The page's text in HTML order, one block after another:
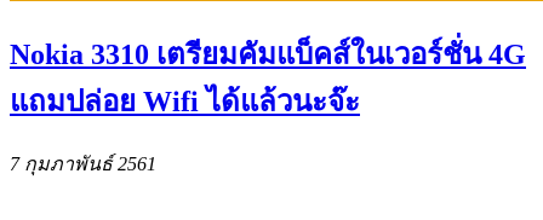
Nokia 3310 เตรียมคัมแบ็คส์ในเวอร์ชั่น 4G
แถมปล่อย Wifi ได้แล้วนะจ๊ะ
7 กุมภาพันธ์ 2561